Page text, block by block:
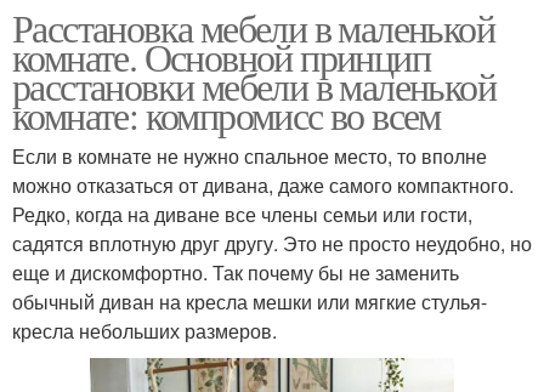
Расстановка мебели в маленькой
комнате. Основной принцип
расстановки мебели в маленькой
комнате: компромисс во всем
Если в комнате не нужно спальное место, то вполне
можно отказаться от дивана, даже самого компактного.
Редко, когда на диване все члены семьи или гости,
садятся вплотную друг другу. Это не просто неудобно, но
еще и дискомфортно. Так почему бы не заменить
обычный диван на кресла мешки или мягкие стулья-
кресла небольших размеров.